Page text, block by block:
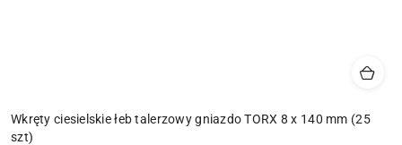
Wkręty ciesielskie łeb talerzowy gniazdo TORX 8 x 140 mm (25
szt)